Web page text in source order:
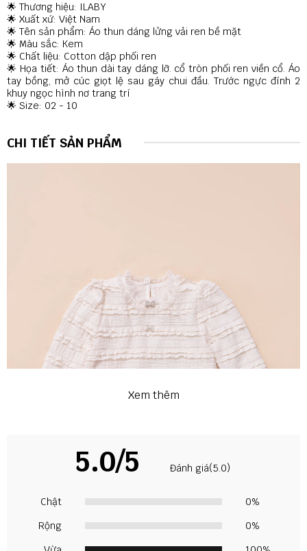
🌟 Thương hiệu: ILABY
🌟 Xuất xứ: Việt Nam
🌟 Tên sản phẩm: Áo thun dáng lửng vải ren bề mặt
🌟 Màu sắc: Kem
🌟 Chất liệu: Cotton dập phối ren
🌟 Họa tiết: Áo thun dài tay dáng lỡ. cổ tròn phối ren viền cổ. Áo
tay bồng, mở cúc giọt lệ sau gáy chui đầu. Trước ngực đính 2
khuy ngọc hình nơ trang trí
🌟 Size: 02 - 10
CHI TIẾT SẢN PHẨM
Xem thêm
5.0/5 Đánh giá(5.0)
Chật
0%
Rộng
0%